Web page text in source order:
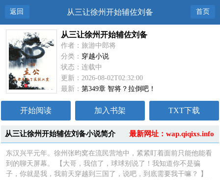
返回 从三让徐州开始辅佐刘备 首页
从三让徐州开始辅佐刘备
作者：旅游中郎将
分类： 穿越小说
状态：连载中
更新：2026-08-02T02:32:00
最新：第349章 智将？拉倒吧！
开始阅读 加入书架 TXT下载
最新网址：wap.qiqixs.info
从三让徐州开始辅佐刘备小说简介
东汉兴平元年。徐州张昀窝在流民营地中，紧紧盯着面前只能他能看
到的聊天屏幕。 【大哥，我信了，球球别说了！我知道你不是骗
子，你就是我，我前天穿越到三国了，说吧，到底需要我干嘛？ 】